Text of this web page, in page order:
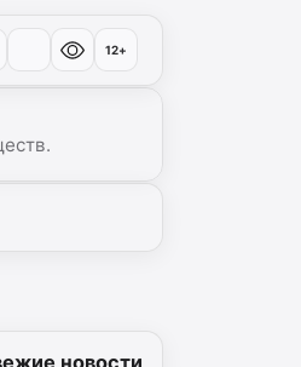
12+
новости